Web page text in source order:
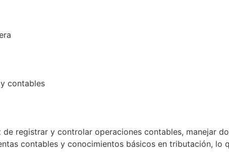
contables
registrar y controlar operaciones contables, manejar
contables y conocimientos básicos en tributación,